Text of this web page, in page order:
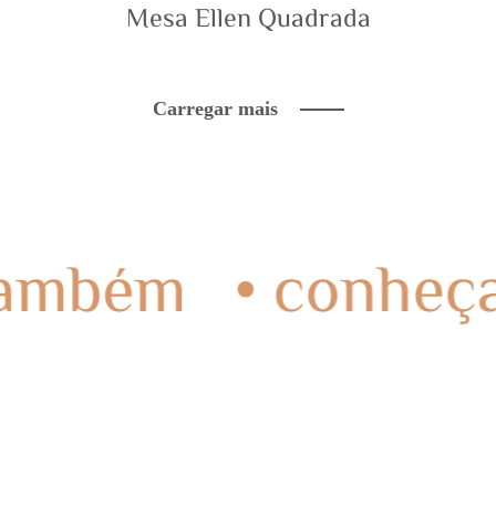
Mesa Ellen Quadrada
Carregar mais
também •